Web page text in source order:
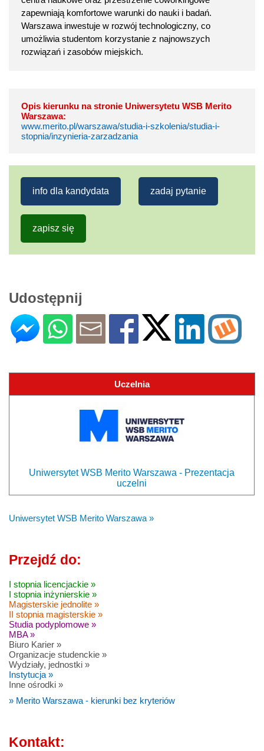
zapewniają komfortowe warunki do nauki i badań.
Warszawa inwestuje w rozwój technologiczny, co
umożliwia studentom korzystanie z najnowszych
rozwiązań i zasobów miejskich.
Opis kierunku na stronie Uniwersytetu WSB Merito
Warszawa:
www.merito.pl/warszawa/studia-i-szkolenia/studia-i-
stopnia/inzynieria-zarzadzania
info dla kandydata zadaj pytanie
zapisz się
Udostępnij
Uczelnia
Uniwersytet WSB Merito Warszawa - Prezentacja
uczelni
Uniwersytet WSB Merito Warszawa »
Przejdź do:
I stopnia licencjackie »
I stopnia inżynierskie »
Magisterskie jednolite »
II stopnia magisterskie »
Studia podyplomowe »
MBA »
Biuro Karier »
Organizacje studenckie »
Wydziały, jednostki »
Instytucja »
Inne ośrodki »
» Merito Warszawa - kierunki bez kryteriów
Kontakt: